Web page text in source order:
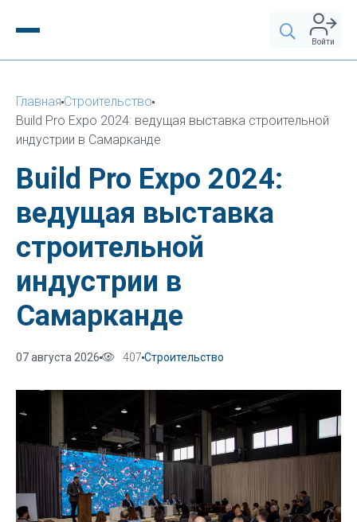
Войти
Главная Строительство
Build Pro Expo 2024: ведущая выставка строительной
индустрии в Самарканде
Build Pro Expo 2024:
ведущая выставка
строительной
индустрии в
Самарканде
07 августа 2026 407 Строительство